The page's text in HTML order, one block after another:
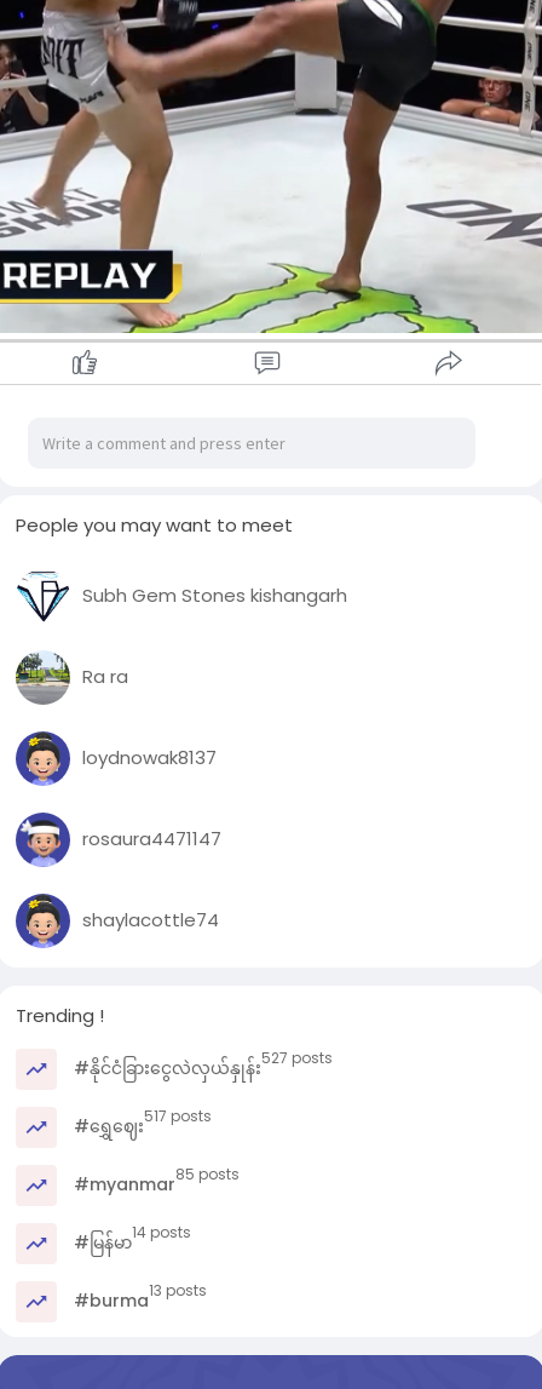
People you may want to meet
Subh Gem Stones kishangarh
Ra ra
loydnowak8137
rosaura4471147
shaylacottle74
Trending !
#နိုင်ငံခြားငွေလဲလှယ်နှုန်း527 posts
#ရွှေဈေး517 posts
#myanmar85 posts
#မြန်မာ14 posts
#burma13 posts